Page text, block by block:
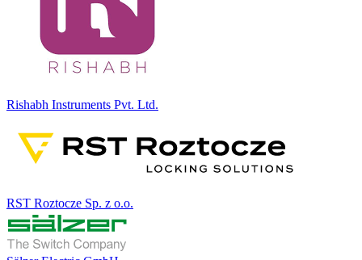
Rishabh Instruments Pvt. Ltd.
RST Roztocze Sp. z o.o.